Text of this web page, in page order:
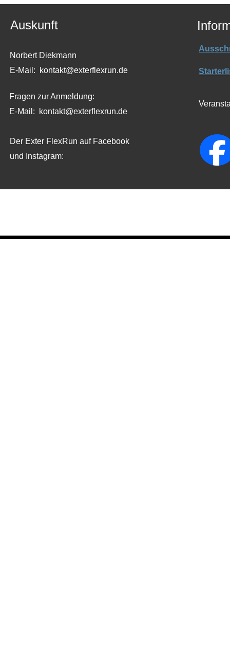
Auskunft
Norbert Diekmann
E-Mail: kontakt@exterflexrun.de
Fragen zur Anmeldung:
E-Mail: kontakt@exterflexrun.de
Der Exter FlexRun auf Facebook
und Instagram: